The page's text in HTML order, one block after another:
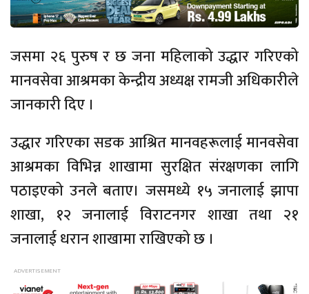
जसमा २६ पुरुष र छ जना महिलाको उद्धार गरिएको
मानवसेवा आश्रमका केन्द्रीय अध्यक्ष रामजी अधिकारीले
जानकारी दिए ।
उद्धार गरिएका सडक आश्रित मानवहरूलाई मानवसेवा
आश्रमका विभिन्न शाखामा सुरक्षित संरक्षणका लागि
पठाइएको उनले बताए। जसमध्ये १५ जनालाई झापा
शाखा, १२ जनालाई विराटनगर शाखा तथा २१
जनालाई धरान शाखामा राखिएको छ ।